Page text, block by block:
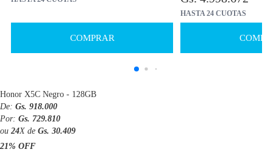
COMPRAR
HASTA 24 CUOTAS
Honor X5C Negro - 128GB
De: Gs. 918.000
Por: Gs. 729.810
ou 24X de Gs. 30.409
21% OFF